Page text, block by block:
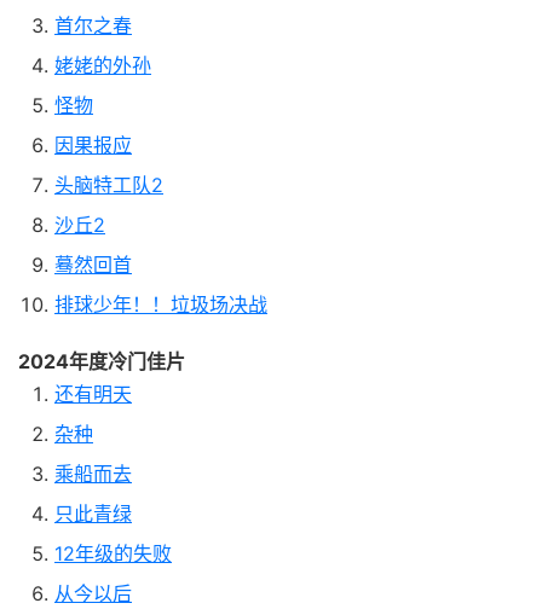
首尔之春
姥姥的外孙
怪物
因果报应
头脑特工队2
沙丘2
蓦然回首
排球少年！！垃圾场决战
2024年度冷门佳片
还有明天
杂种
乘船而去
只此青绿
12年级的失败
从今以后